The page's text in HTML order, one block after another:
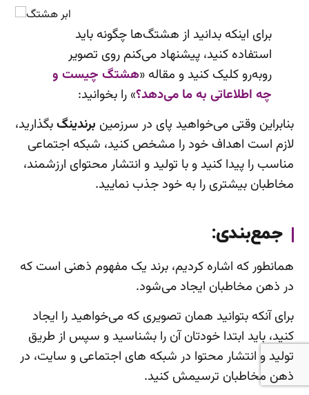
برای اینکه بدانید از هشتگ‌ها چگونه باید
استفاده کنید، پیشنهاد می‌کنم روی تصویر
روبه‌رو کلیک کنید و مقاله «هشتگ چیست و
چه اطلاعاتی به ما می‌دهد؟» را بخوانید:
بنابراین وقتی می‌خواهید پای در سرزمین برندینگبگذارید،
لازم است اهداف خود را مشخص کنید، شبکه اجتماعی
مناسب را پیدا کنید و با تولید و انتشار محتوای ارزشمند،
مخاطبان بیشتری را به خود جذب نمایید.
جمع‌بندی:
همانطور که اشاره کردیم، برند یک مفهوم ذهنی است که
در ذهن مخاطبان ایجاد می‌شود.
برای آنکه بتوانید همان تصویری که می‌خواهید را ایجاد
کنید، باید ابتدا خودتان آن را بشناسید و سپس از طریق
تولید و انتشار محتوا در شبکه های اجتماعی و سایت، در
ذهن مخاطبان ترسیمش کنید.